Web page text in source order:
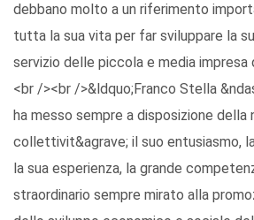
debbano molto a un riferimento
tutta la sua vita per far sviluppare la
servizio delle piccola e media impresa
<br /><br />&ldquo;Franco Stella
ha messo sempre a disposizione della
collettivit&agrave; il suo entusiasmo,
la sua esperienza, la grande
straordinario sempre mirato alla